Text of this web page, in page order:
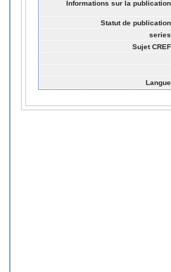
Informations sur la
Statut de
Sujet